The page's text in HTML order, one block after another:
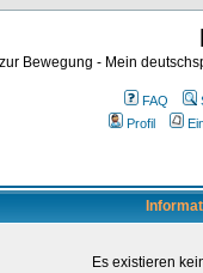
Bewegung - Mein
FAQ
Profil
Es existieren